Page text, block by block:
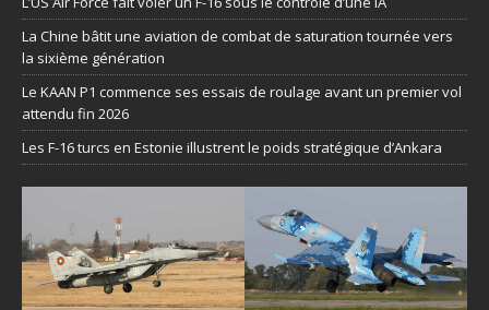
La Chine bâtit une aviation de combat de saturation tournée vers
la sixième génération
Le KAAN P1 commence ses essais de roulage avant un premier vol
attendu fin 2026
Les F-16 turcs en Estonie illustrent le poids stratégique d’Ankara